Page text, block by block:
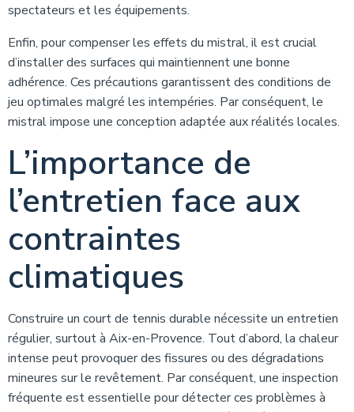
spectateurs et les équipements.
Enfin, pour compenser les effets du mistral, il est crucial
d’installer des surfaces qui maintiennent une bonne
adhérence. Ces précautions garantissent des conditions de
jeu optimales malgré les intempéries. Par conséquent, le
mistral impose une conception adaptée aux réalités locales.
L’importance de
l’entretien face aux
contraintes
climatiques
Construire un court de tennis durable nécessite un entretien
régulier, surtout à Aix-en-Provence. Tout d’abord, la chaleur
intense peut provoquer des fissures ou des dégradations
mineures sur le revêtement. Par conséquent, une inspection
fréquente est essentielle pour détecter ces problèmes à